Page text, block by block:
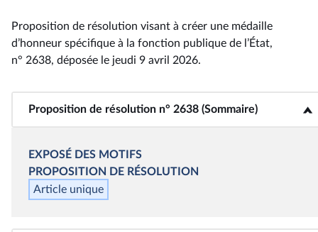
Proposition de résolution visant à créer une médaille
d’honneur spécifique à la fonction publique de l’État,
n° 2638, déposée le jeudi 9 avril 2026.
Proposition de résolution n° 2638 (Sommaire)
<b>Proposition de résolution n° 2638 (Sommaire)</b>
EXPOSÉ DES MOTIFS
PROPOSITION DE RÉSOLUTION
Article unique